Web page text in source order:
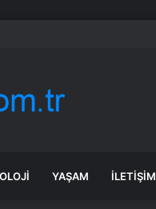
Alp’e partisinden tepki
YAŞAM İLETIŞIM